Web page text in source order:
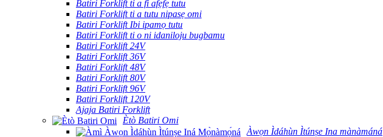
Batiri Forklift ti a fi afẹfẹ tutu
Batiri Forklift ti a tutu nipasẹ omi
Batiri Forklift Ibi ipamọ tutu
Batiri Forklift ti o ni idaniloju bugbamu
Batiri Forklift 24V
Batiri Forklift 36V
Batiri Forklift 48V
Batiri Forklift 80V
Batiri Forklift 96V
Batiri Forklift 120V
Ajaja Batiri Forklift
Ètò Batiri Omi
Àwọn Ìdáhùn Ìtúnṣe Ina mànàmáná